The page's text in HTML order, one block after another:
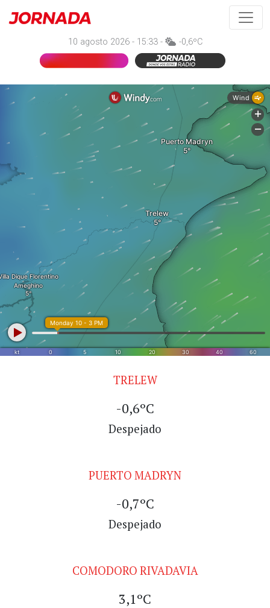
10 agosto 2026 - 15:33 - -0,6ºC
TRELEW
-0,6ºC
Despejado
PUERTO MADRYN
-0,7ºC
Despejado
COMODORO RIVADAVIA
3,1ºC